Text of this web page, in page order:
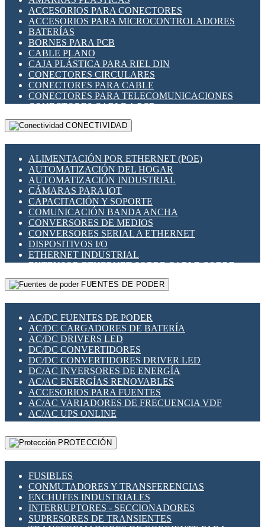
INDICADORES PARA PANEL
INTERFACES DE RELÉ
INTERRUPTORES FIN DE CARRERA
LLAVES CONMUTADORAS
MEDIDORES DE ENERGÍA Y TC'S DE CORRIENTE
MOTORES PASO A PASO
PANTALLAS HMI
PLC -CONTROLADORES LÓGICO PROGRAMABLES
PROGRAMADORES DE HORARIO
RELÉS DE PROTECCIÓN
SENSORES CAPACITIVOS
SENSORES INDUCTIVOS
TEMPORIZADORES
VARIACS
VARIADORES DE FRECUENCIA [VDF]
SECCIONADORES - INTERRUPTORES
MAQUINARIA
ACCESORIOS PARA CONECTORES
ACCESORIOS PARA MICROCONTROLADORES
BATERÍAS
BORNES PARA PCB
CABLE PLANO
CAJA PLÁSTICA PARA RIEL DIN
CONECTORES CIRCULARES
CONECTORES PARA CABLE
CONECTORES PARA TELECOMUNICACIONES
CONECTORES CABLE A PCB
CONECTORES PCB A CABLE
DIP SWITCHES
HERRAMIENTAS VARIAS
ILUMINACIÓN LED
INTERRUPTORES REED
INTERFACES DE RELÉ
OTROS RELÉS
PROTECCIÓN TÉRMICA
RELÉS AUTOMOTRICES
RELÉS DE SEÑAL
RELÉS DE ESTADO SÓLIDO SSR
RELÉS INDUSTRIALES
RELÉS MINIATURA DE POTENCIA
SENSORES MAGNÉTICOS
SWITCH Y MICROSWITCH
TARJETAS PI
UNIÓN Y DERIVACIÓN DE CABLE
CONECTIVIDAD
ALIMENTACIÓN POR ETHERNET (POE)
AUTOMATIZACIÓN DEL HOGAR
AUTOMATIZACIÓN INDUSTRIAL
CÁMARAS PARA IOT
CAPACITACIÓN Y SOPORTE
COMUNICACIÓN BANDA ANCHA
CONVERSORES DE MEDIOS
CONVERSORES SERIAL A ETHERNET
DISPOSITIVOS I/O
ETHERNET INDUSTRIAL
EXTENSOR ETHERNET SOBRE CABLE COBRE
GATEWAY LORAWAN
GESTIÓN DE REDES
PLACAS MODULARES IOT
SWITCHES Y REDES WIFI
SOLUCIONES IOT
SOLUCIONES LORAWAN
SOLUCIONES RED CELULAR
SEGURIDAD PARA REDES
SWITCHES LAN
TELEFONÍA IP (VOIP)
VIGILANCIA IP (CCTV)
MESHTASTIC
FUENTES DE PODER
AC/DC FUENTES DE PODER
AC/DC CARGADORES DE BATERÍA
AC/DC DRIVERS LED
DC/DC CONVERTIDORES
DC/DC CONVERTIDORES DRIVER LED
DC/AC INVERSORES DE ENERGÍA
AC/AC ENERGÍAS RENOVABLES
ACCESORIOS PARA FUENTES
AC/AC VARIADORES DE FRECUENCIA VDF
AC/AC UPS ONLINE
PROTECCIÓN
FUSIBLES
CONMUTADORES Y TRANSFERENCIAS
ENCHUFES INDUSTRIALES
INTERRUPTORES - SECCIONADORES
SUPRESORES DE TRANSIENTES